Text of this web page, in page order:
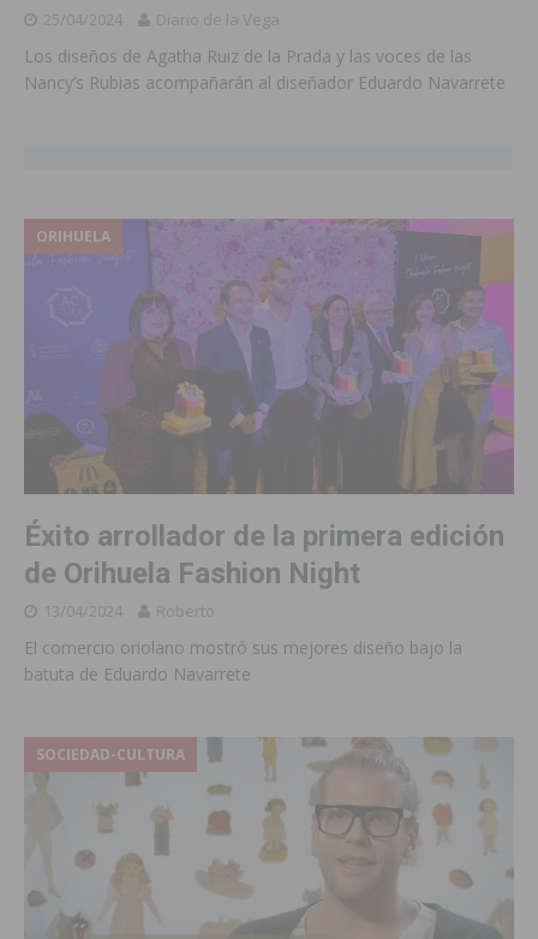
25/04/2024 Diario de la Vega
Los diseños de Agatha Ruiz de la Prada y las voces de las
Nancy’s Rubias acompañarán al diseñador Eduardo Navarrete
ORIHUELA
Éxito arrollador de la primera edición
de Orihuela Fashion Night
13/04/2024 Roberto
El comercio oriolano mostró sus mejores diseño bajo la
batuta de Eduardo Navarrete
SOCIEDAD-CULTURA